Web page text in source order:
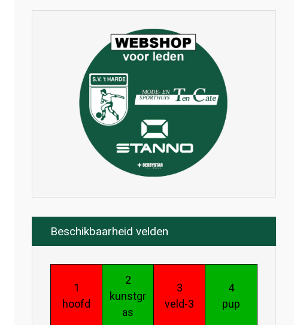
Beschikbaarheid velden
1
hoofd
2
kunstgr
as
3
veld-3
4
pup